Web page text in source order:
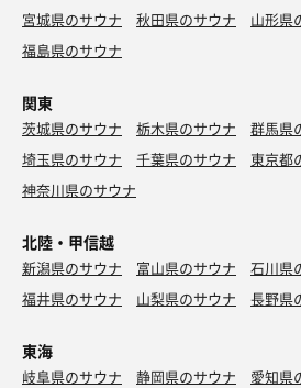
宮城県のサウナ 秋田県のサウナ
山形県
福島県のサウナ
関東
茨城県のサウナ 栃木県のサウナ
群馬県
埼玉県のサウナ
千葉県のサウナ
東京都
神奈川県のサウナ
北陸・甲信越
新潟県のサウナ 富山県のサウナ
石川県
福井県のサウナ
山梨県のサウナ 長野県
東海
岐阜県のサウナ 静岡県のサウナ
愛知県